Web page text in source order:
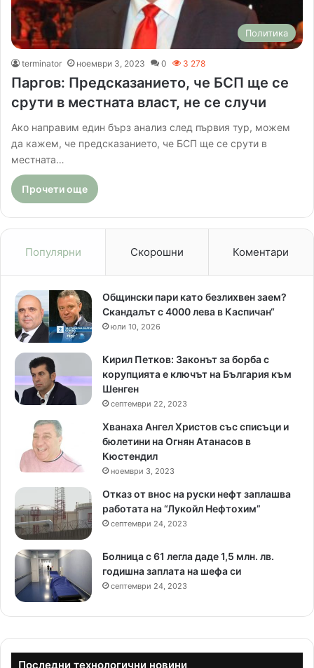
Политика
terminator ноември 3, 2023 0 3 278
Паргов: Предсказанието, че БСП ще се
срути в местната власт, не се случи
Ако направим един бърз анализ след първия тур, можем
да кажем, че предсказанието, че БСП ще се срути в
местната…
Прочети още
Популярни Скорошни Коментари
Общински пари като безлихвен заем?
Скандалът с 4000 лева в Каспичан“
юли 10, 2026
Кирил Петков: Законът за борба с
корупцията е ключът на България към
Шенген
септември 22, 2023
Хванаха Ангел Христов със списъци и
бюлетини на Огнян Атанасов в
Кюстендил
ноември 3, 2023
Отказ от внос на руски нефт заплашва
работата на “Лукойл Нефтохим”
септември 24, 2023
Болница с 61 легла даде 1,5 млн. лв.
годишна заплата на шефа си
септември 24, 2023
Последни технологични новини